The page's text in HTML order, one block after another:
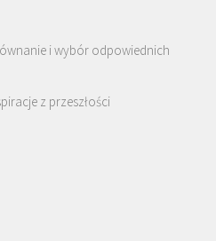
i wybór odpowiednich
z przeszłości